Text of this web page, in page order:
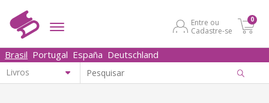
Entre ou
Cadastre-se
0
Brasil Portugal España Deutschland